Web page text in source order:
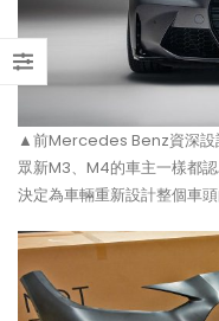
▲前Mercedes Benz資深設
眾新M3、M4的車主一樣都
決定為車輛重新設計整個車頭